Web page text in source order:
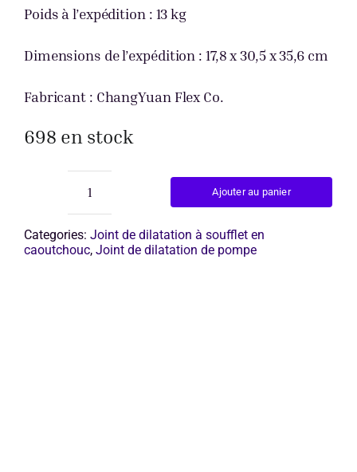
était :
$15.00.
est :
$9.00.
Poids à l’expédition : 13 kg
Dimensions de l’expédition : 17,8 x 30,5 x 35,6 cm
Fabricant : ChangYuan Flex Co.
698 en stock
quantité
de
joint
de
Ajouter au panier
Categories: Joint de dilatation à soufflet en
caoutchouc, Joint de dilatation de pompe